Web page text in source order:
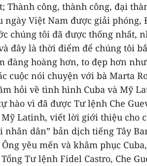
Thành công, thành công, đại
ngày Việt Nam được giải
chúng tôi đã được thống nhất,
đây là thời điểm để chúng tôi
đàng hoàng hơn, to đẹp hơn
cuộc nói chuyện với bà Marta
hỏi về tình hình Cuba và Mỹ
hào vì đã được Tư lệnh Che
Mỹ Latinh, viết lời giới thiệu cho
nhân dân” bản dịch tiếng Tây
yêu mến và khâm phục
Tư lệnh Fidel Castro, Che